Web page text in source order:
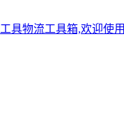
工具物流工具箱,欢迎使用